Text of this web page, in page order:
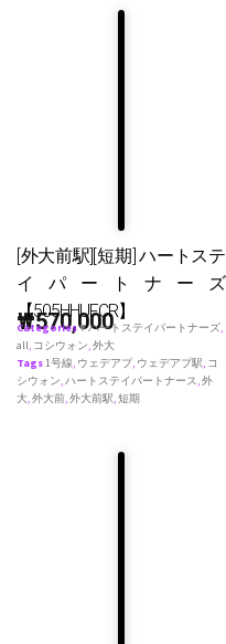
[外大前駅][短期] ハートステ
イパートナーズ
【505HHUFCR】
₩570,000
Categories♥ ハートステイパートナーズ,
all, コシウォン,外大
Tags1号線, ウェデアプ, ウェデアプ駅, コ
シウォン,ハートステイパートナース,外
大,外大前,外大前駅,短期